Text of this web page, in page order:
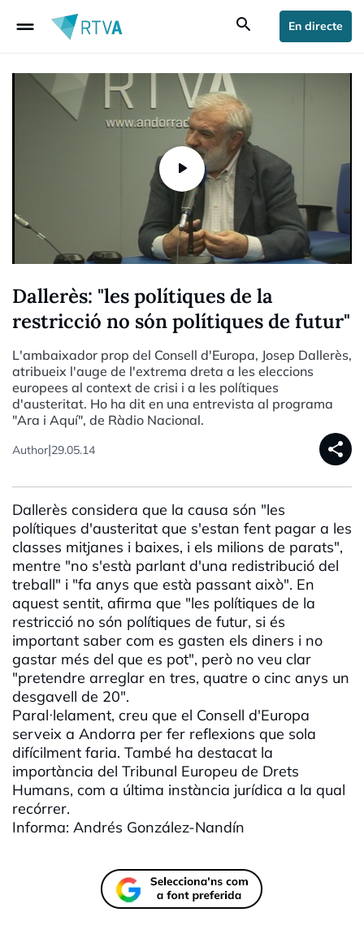
drag_handle search En directe
Dallerès: "les polítiques de la
restricció no són polítiques de futur"
L'ambaixador prop del Consell d'Europa, Josep Dallerès,
atribueix l'auge de l'extrema dreta a les eleccions
europees al context de crisi i a les polítiques
d'austeritat. Ho ha dit en una entrevista al programa
"Ara i Aquí", de Ràdio Nacional.
Author|29.05.14 share
Dallerès considera que la causa són "les
polítiques d'austeritat que s'estan fent pagar a les
classes mitjanes i baixes, i els milions de parats",
mentre "no s'està parlant d'una redistribució del
treball" i "fa anys que està passant això". En
aquest sentit, afirma que "les polítiques de la
restricció no són polítiques de futur, si és
important saber com es gasten els diners i no
gastar més del que es pot", però no veu clar
"pretendre arreglar en tres, quatre o cinc anys un
desgavell de 20".
Paral·lelament, creu que el Consell d'Europa
serveix a Andorra per fer reflexions que sola
difícilment faria. També ha destacat la
importància del Tribunal Europeu de Drets
Humans, com a última instància jurídica a la qual
recórrer.
Informa: Andrés González-Nandín